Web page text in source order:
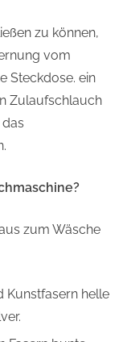
zu können,
vom
Steckdose. ein
Zulaufschlauch
zum Wäsche
Kunstfasern helle